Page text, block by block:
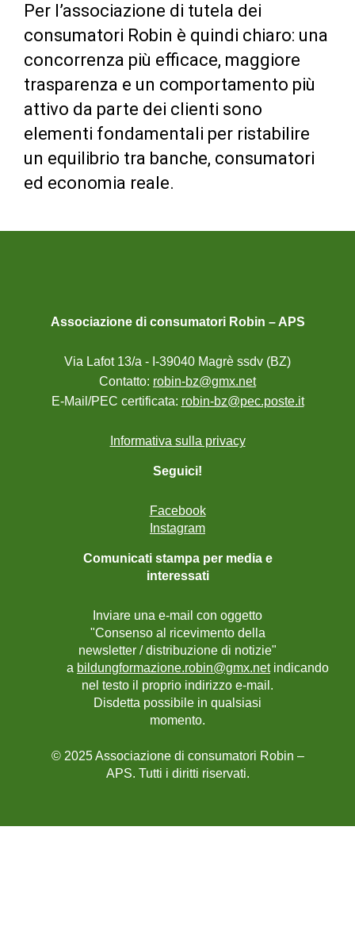
Per l’associazione di tutela dei
consumatori Robin è quindi chiaro: una
concorrenza più efficace, maggiore
trasparenza e un comportamento più
attivo da parte dei clienti sono
elementi fondamentali per ristabilire
un equilibrio tra banche, consumatori
ed economia reale.
Associazione di consumatori Robin – APS
Via Lafot 13/a - I-39040 Magrè ssdv (BZ)
Contatto: robin-bz@gmx.net
E-Mail/PEC certificata: robin-bz@pec.poste.it
Informativa sulla privacy
Seguici!
Facebook
Instagram
Comunicati stampa per media e
interessati
Inviare una e-mail con oggetto
"Consenso al ricevimento della
newsletter / distribuzione di notizie"
a bildungformazione.robin@gmx.netindicando
nel testo il proprio indirizzo e-mail.
Disdetta possibile in qualsiasi
momento.
© 2025 Associazione di consumatori Robin –
APS. Tutti i diritti riservati.